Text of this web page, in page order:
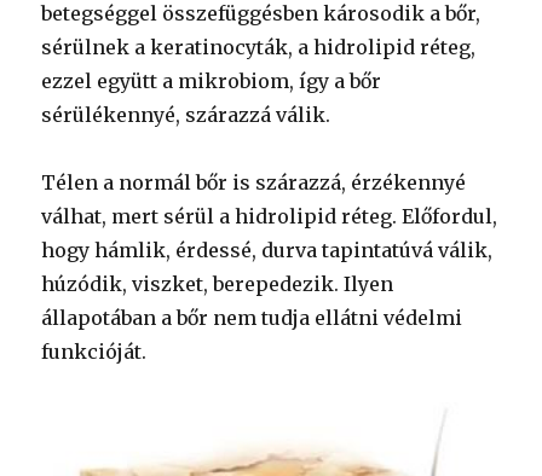
betegséggel összefüggésben károsodik a bőr,
sérülnek a keratinocyták, a hidrolipid réteg,
ezzel együtt a mikrobiom, így a bőr
sérülékennyé, szárazzá válik.
Télen a normál bőr is szárazzá, érzékennyé
válhat, mert sérül a hidrolipid réteg. Előfordul,
hogy hámlik, érdessé, durva tapintatúvá válik,
húzódik, viszket, berepedezik. Ilyen
állapotában a bőr nem tudja ellátni védelmi
funkcióját.